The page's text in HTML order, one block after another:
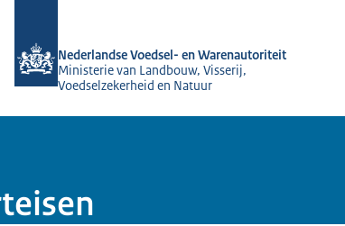
Nederlandse Voedsel- en Warenautoriteit
Ministerie van Landbouw, Visserij,
Voedselzekerheid en Natuur